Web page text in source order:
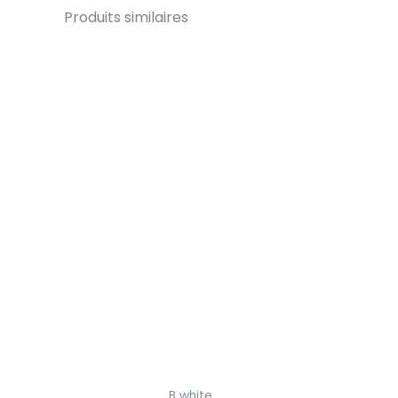
Produits similaires